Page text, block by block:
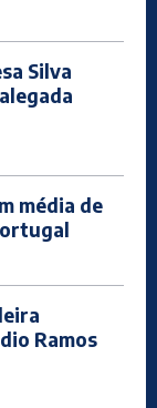
Silva
média de
Ramos